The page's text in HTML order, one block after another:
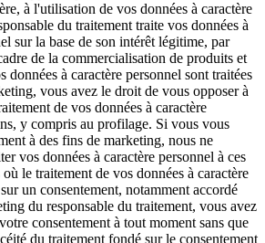
à l'utilisation de vos données à caractère
du traitement traite vos données à
sur la base de son intérêt légitime, par
de la commercialisation de produits et
données à caractère personnel sont traitées
vous avez le droit de vous opposer à
de vos données à caractère
y compris au profilage. Si vous vous
à des fins de marketing, nous ne
vos données à caractère personnel à ces
le traitement de vos données à caractère
un consentement, notamment accordé
du responsable du traitement, vous avez
consentement à tout moment sans que
du traitement fondé sur le consentement